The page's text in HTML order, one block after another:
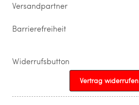
Versandpartner
Barrierefreiheit
Widerrufsbutton
Vertrag widerrufen